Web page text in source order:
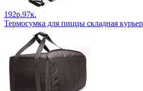
192р.97к.
Термосумка для пиццы складная